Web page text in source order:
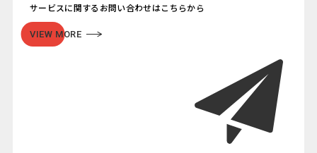
サービスに関するお問い合わせはこちらから
VIEW MORE